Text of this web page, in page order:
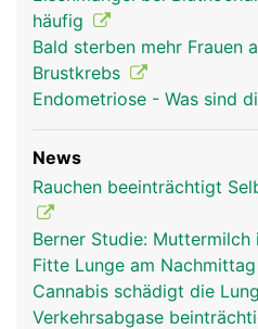
häufig
Bald sterben mehr Frauen
Brustkrebs
Endometriose - Was sind
News
Rauchen beeinträchtigt
Berner Studie:
Fitte Lunge am Nachmittag
Cannabis schädigt die
Verkehrsabgase